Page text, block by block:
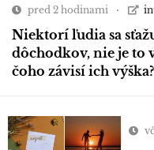
pred 2 hodinami
Niektorí ľudia sa
dôchodkov, nie je to
čoho závisí ich výška?